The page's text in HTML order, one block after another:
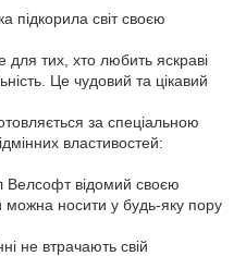
підкорила світ своєю
для тих, хто любить яскраві
Це чудовий та цікавий
за спеціальною
властивостей:
Велсофт відомий своєю
носити у будь-яку пору
не втрачають свій